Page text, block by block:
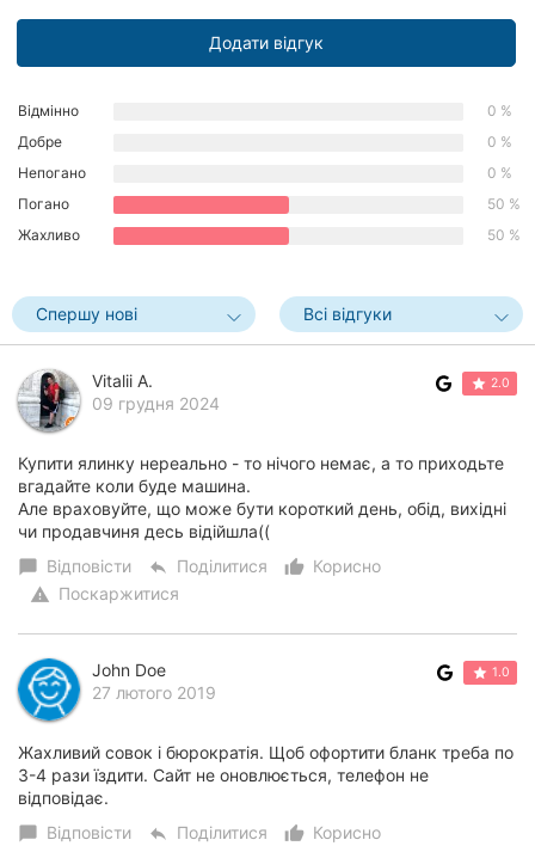
Запоріжжя
Львів
Миколаїв
Херсон
Полтава
Чернігів
Черкаси
Чернівці
Івано-
Франківськ
Луцьк
Ужгород
Додати відгук
Відмінно
0 %
Добре
0 %
Непогано
0 %
Погано
50 %
Жахливо
50 %
Спершу нові Всі відгуки
Vitalii A.
09 грудня 2024
2.0
Купити ялинку нереально - то нічого немає, а то приходьте
вгадайте коли буде машина.
Але враховуйте, що може бути короткий день, обід, вихідні
чи продавчиня десь відійшла((
chat_bubble Відповісти reply Поділитися thumb_up_alt
Корисно
warning Поскаржитися
John Doe
27 лютого 2019
1.0
Жахливий совок і бюрократія. Щоб офортити бланк треба по
3-4 рази їздити. Сайт не оновлюється, телефон не
відповідає.
chat_bubble Відповісти reply Поділитися thumb_up_alt
Корисно